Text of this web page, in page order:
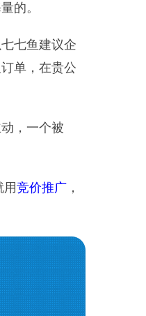
的。
七鱼建议企
单，在贵公
，一个被
竞价推广 ，